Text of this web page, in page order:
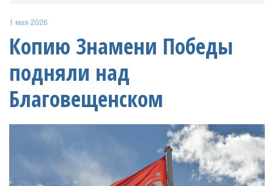
1 мая 2026
Копию Знамени Победы
подняли над
Благовещенском